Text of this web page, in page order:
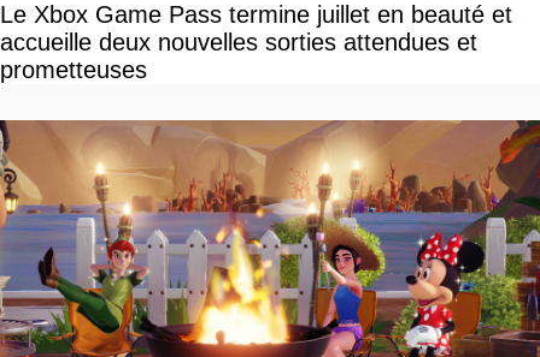
Le Xbox Game Pass termine juillet en beauté et
accueille deux nouvelles sorties attendues et
prometteuses